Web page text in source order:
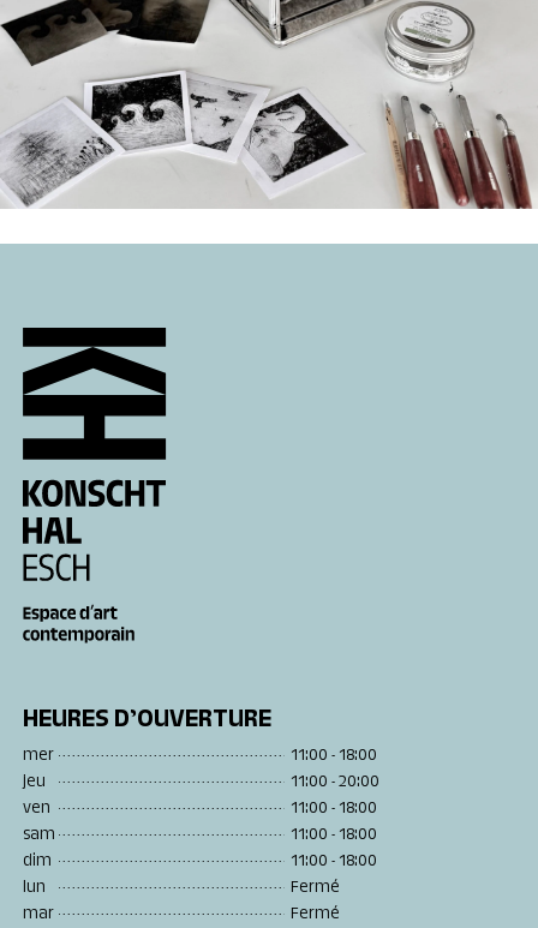
HEURES D’OUVERTURE
mer
11:00 - 18:00
jeu
11:00 - 20:00
ven
11:00 - 18:00
sam
11:00 - 18:00
dim
11:00 - 18:00
lun
Fermé
mar
Fermé